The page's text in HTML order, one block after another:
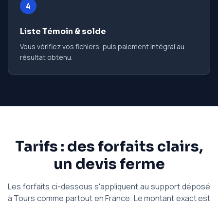
4
Liste Témoin & solde
Vous vérifiez vos fichiers, puis paiement intégral au
résultat obtenu.
Tarifs : des forfaits clairs,
un devis ferme
Les forfaits ci-dessous s'appliquent au support déposé
à Tours comme partout en France. Le montant exact est